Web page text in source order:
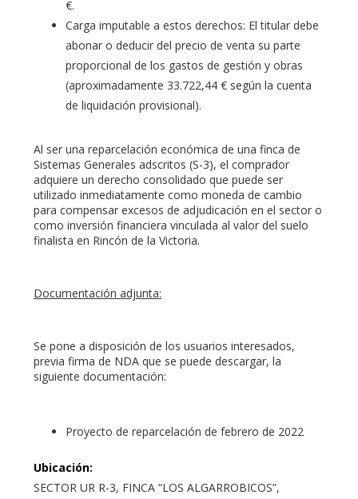
€.
Carga imputable a estos derechos: El titular debe
abonar o deducir del precio de venta su parte
proporcional de los gastos de gestión y obras
(aproximadamente 33.722,44 € según la cuenta
de liquidación provisional).
Al ser una reparcelación económica de una finca de
Sistemas Generales adscritos (S-3), el comprador
adquiere un derecho consolidado que puede ser
utilizado inmediatamente como moneda de cambio
para compensar excesos de adjudicación en el sector o
como inversión financiera vinculada al valor del suelo
finalista en Rincón de la Victoria.
Documentación adjunta:
Se pone a disposición de los usuarios interesados,
previa firma de NDA que se puede descargar, la
siguiente documentación:
Proyecto de reparcelación de febrero de 2022
Ubicación:
SECTOR UR R-3, FINCA “LOS ALGARROBICOS”,